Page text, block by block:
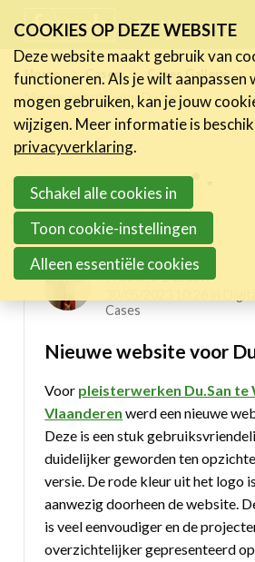
links
Jump
to
navigation
to
main
content
FR NL
Home Cases
Cases Gallery
Nieuwe website voor Du.San
Inspiring projects menu
Digital Champs Cases
Frederic Desauw
Cases
Nieuwe website voor
Voor pleisterwerken Du.San te
Vlaanderen werd een nieuwe
Deze is een stuk
duidelijker geworden ten
versie. De rode kleur uit het logo
aanwezig doorheen de website.
is veel eenvoudiger en de
overzichtelijker gepresenteerd
Nieuws
Activiteiten
Expertise
Toolbox
Lid worden
COOKIES OP DEZE WEBSITE
Deze website maakt gebruik van
functioneren. Als je wilt aanpassen
mogen gebruiken, kan je jouw
wijzigen. Meer informatie is
privacyverklaring.
Schakel alle cookies in
Toon cookie-instellingen
Alleen essentiële cookies